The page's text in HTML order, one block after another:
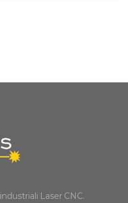
Laser CNC.